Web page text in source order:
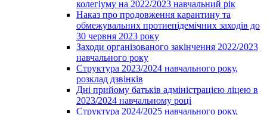
колегіуму на 2022/2023 навчальний рік
Наказ про продовження карантину та
обмежувальних протиепідемічних заходів до
30 червня 2023 року
Заходи організованого закінчення 2022/2023
навчального року
Структура 2023/2024 навчального року,
розклад дзвінків
Дні прийому батьків адміністрацією ліцею в
2023/2024 навчальному році
Структура 2024/2025 навчального року,